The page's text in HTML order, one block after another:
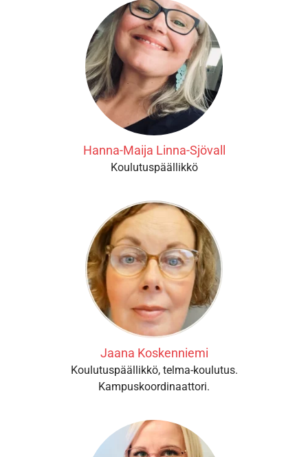
Hanna-Maija Linna-Sjövall
Koulutuspäällikkö
Jaana Koskenniemi
Koulutuspäällikkö, telma-koulutus.
Kampuskoordinaattori.